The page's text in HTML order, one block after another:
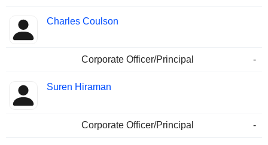
Charles Coulson
Corporate Officer/Principal -
Suren Hiraman
Corporate Officer/Principal -